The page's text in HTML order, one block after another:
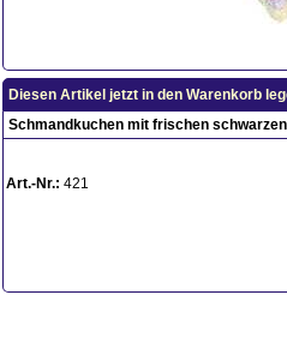
Diesen Artikel jetzt in den Warenkorb
Schmandkuchen mit frischen
Art.-Nr.: 421